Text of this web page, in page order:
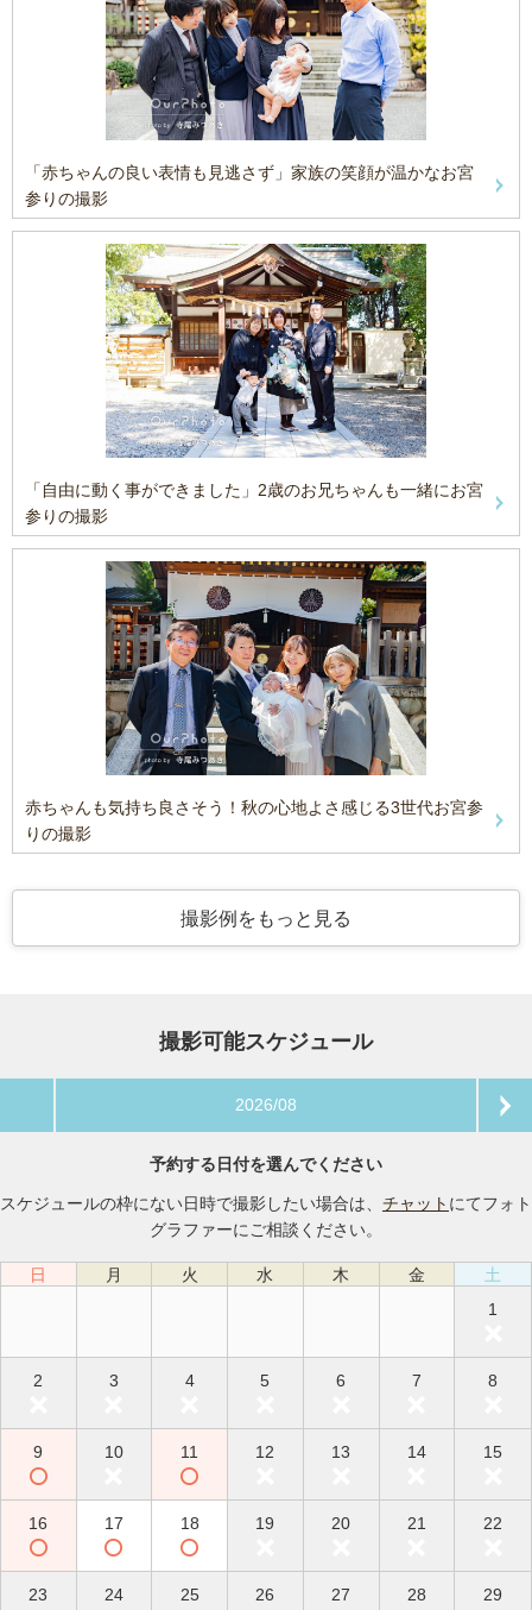
「赤ちゃんの良い表情も見逃さず」家族の笑顔が温かなお宮
参りの撮影
「自由に動く事ができました」2歳のお兄ちゃんも一緒にお宮
参りの撮影
赤ちゃんも気持ち良さそう！秋の心地よさ感じる3世代お宮参
りの撮影
撮影例をもっと見る
撮影可能スケジュール
2026/08
予約する日付を選んでください
スケジュールの枠にない日時で撮影したい場合は、 チャット にてフォト
グラファーにご相談ください。
日 月 火 水 木 金
土
1
2 3 4 5 6 7 8
9 10 11 12 13 14 15
16 17 18 19 20 21 22
23 24 25 26 27 28 29